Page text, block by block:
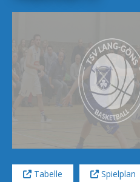
Tabelle Spielplan